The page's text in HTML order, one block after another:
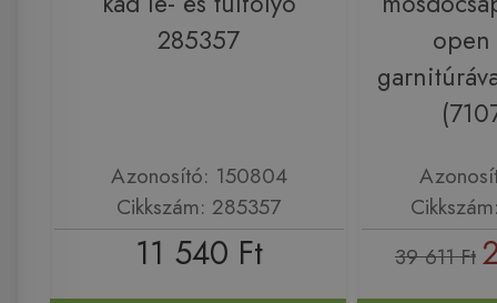
285357
Azonosító: 150804
Cikkszám: 285357
11 540 Ft 39 611 Ft